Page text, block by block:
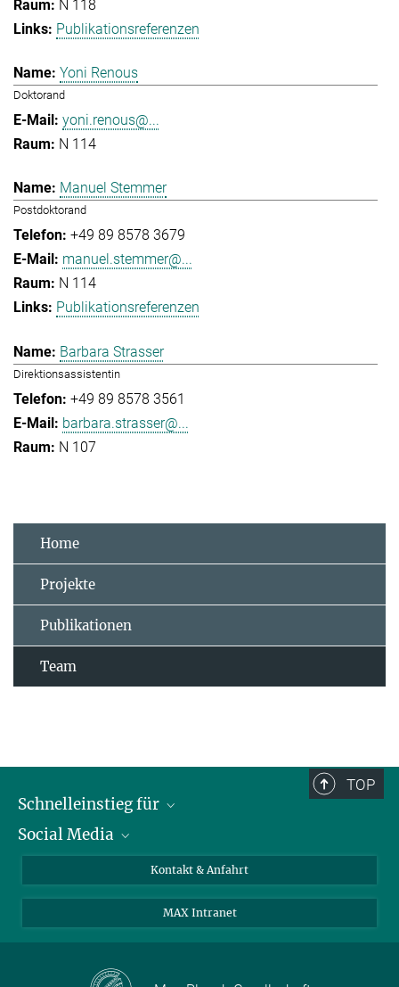
N 118
Publikationsreferenzen
Yoni Renous
Doktorand
yoni.renous@...
N 114
Manuel Stemmer
Postdoktorand
+49 89 8578 3679
manuel.stemmer@...
N 114
Publikationsreferenzen
Barbara Strasser
Direktionsassistentin
+49 89 8578 3561
barbara.strasser@...
N 107
Home
Projekte
Publikationen
Team
TOP
Schnelleinstieg für
Journalist*innen
Schüler*innen und Lehrkräfte
Social Media
LinkedIn
Facebook
Kontakt & Anfahrt
MAX Intranet